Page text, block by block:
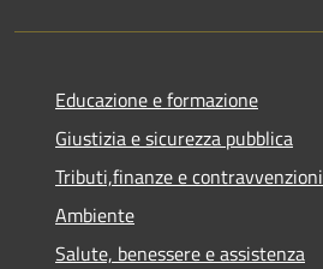
Educazione e formazione
Giustizia e sicurezza pubblica
Tributi,finanze e contravvenzioni
Ambiente
Salute, benessere e assistenza